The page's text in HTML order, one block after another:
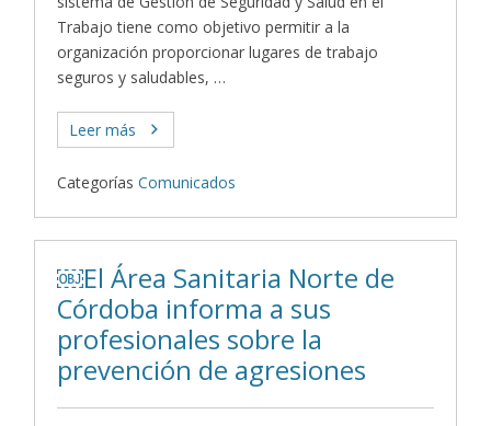
Trabajo tiene como objetivo permitir a la
organización proporcionar lugares de trabajo
seguros y saludables, …
Leer más
Categorías Comunicados
￼El Área Sanitaria Norte de
Córdoba informa a sus
profesionales sobre la
prevención de agresiones